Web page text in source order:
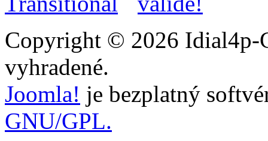
Copyright © 2026 Idial4p-
vyhradené.
Joomla! je bezplatný
GNU/GPL.